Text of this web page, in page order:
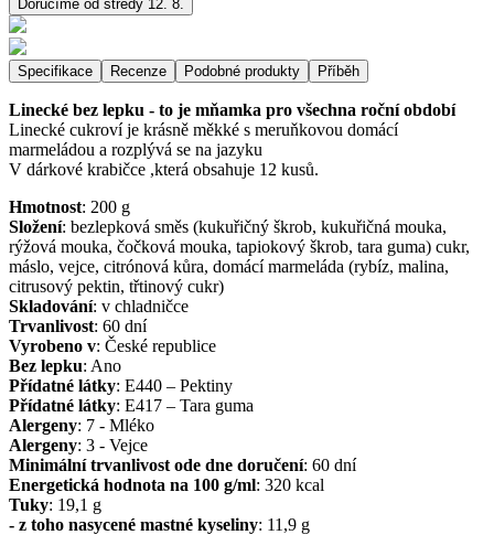
Doručíme od středy 12. 8.
Specifikace Recenze Podobné produkty Příběh
Linecké bez lepku - to je mňamka pro všechna roční období
Linecké cukroví je krásně měkké s meruňkovou domácí
marmeládou a rozplývá se na jazyku
V dárkové krabičce ,která obsahuje 12 kusů.
Hmotnost: 200 g
Složení: bezlepková směs (kukuřičný škrob, kukuřičná mouka,
rýžová mouka, čočková mouka, tapiokový škrob, tara guma) cukr,
máslo, vejce, citrónová kůra, domácí marmeláda (rybíz, malina,
citrusový pektin, třtinový cukr)
Skladování: v chladničce
Trvanlivost: 60 dní
Vyrobeno v: České republice
Bez lepku: Ano
Přídatné látky: E440 – Pektiny
Přídatné látky: E417 – Tara guma
Alergeny: 7 - Mléko
Alergeny: 3 - Vejce
Minimální trvanlivost ode dne doručení: 60 dní
Energetická hodnota na 100 g/ml: 320 kcal
Tuky: 19,1 g
- z toho nasycené mastné kyseliny: 11,9 g